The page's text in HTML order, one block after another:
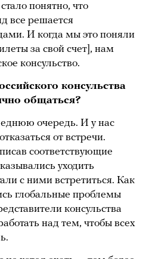
понятно, что
все решается
И когда мы это поняли
за свой счет], нам
консульство.
консульства
общаться?
очередь. И у нас
от встречи.
соответствующие
уходить
с ними встретиться. Как
глобальные проблемы
консульства
над тем, чтобы всех